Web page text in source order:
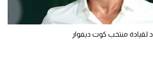
لقيادة منتخب كوت ديفوار